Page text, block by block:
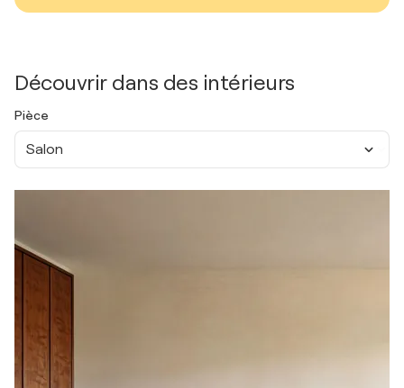
Découvrir dans des intérieurs
Pièce
Salon